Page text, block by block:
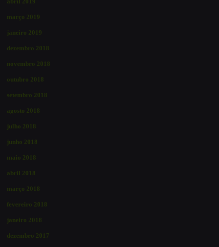
março 2019
janeiro 2019
dezembro 2018
novembro 2018
outubro 2018
setembro 2018
agosto 2018
julho 2018
junho 2018
maio 2018
abril 2018
março 2018
fevereiro 2018
janeiro 2018
dezembro 2017